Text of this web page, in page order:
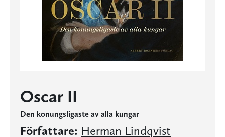
Oscar II
Den konungsligaste av alla kungar
Författare: Herman Lindqvist